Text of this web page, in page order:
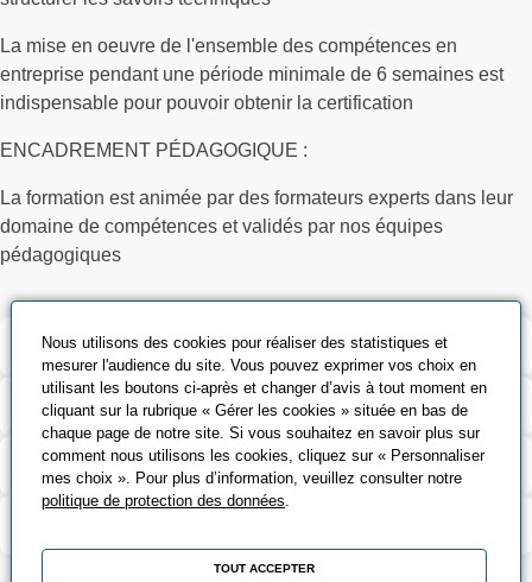
La mise en oeuvre de l'ensemble des compétences en
entreprise pendant une période minimale de 6 semaines est
indispensable pour pouvoir obtenir la certification
ENCADREMENT PÉDAGOGIQUE :
La formation est animée par des formateurs experts dans leur
domaine de compétences et validés par nos équipes
pédagogiques
Validation et certification
Outils pédagogiques
Contenu de la formation
Nous utilisons des cookies pour réaliser des statistiques et
mesurer l'audience du site. Vous pouvez exprimer vos choix en
utilisant les boutons ci-après et changer d’avis à tout moment en
cliquant sur la rubrique « Gérer les cookies » située en bas de
chaque page de notre site. Si vous souhaitez en savoir plus sur
comment nous utilisons les cookies, cliquez sur « Personnaliser
mes choix ». Pour plus d’information, veuillez consulter notre
politique de protection des données
TOUT ACCEPTER